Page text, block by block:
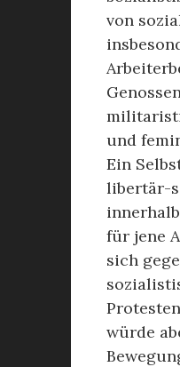
von
und
Ein
libertär-
für jene
sich
würde